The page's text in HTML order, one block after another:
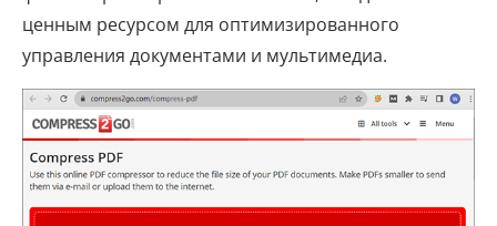
ценным ресурсом для оптимизированного
управления документами и мультимедиа.